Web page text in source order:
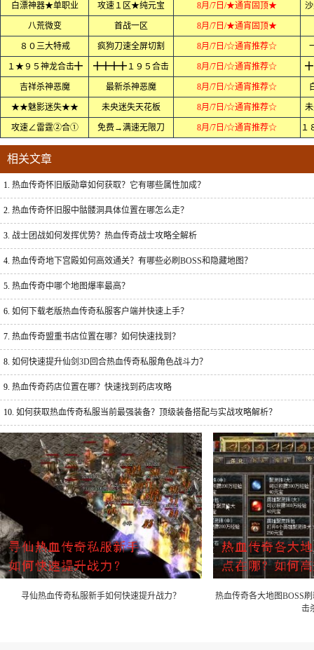
白漂神器★单职业 攻速１区★纯元宝 8月/7日/★通宵固顶★
八荒微变 首战一区 8月/7日/★通宵固顶★
８０三大特戒 疯狗刀速全屏切割 8月/7日/☆通宵推荐☆
１★９５神龙合击╋ ╋╋╋╋１９５合击 8月/7日/☆通宵推荐☆ ╋
吉祥杀神恶魔 最新杀神恶魔 8月/7日/☆通宵推荐☆
★★魅影迷失★★ 未央迷失天花板 8月/7日/☆通宵推荐☆
攻速∠雷霆②合① 免费→满速无限刀 8月/7日/☆通宵推荐☆
相关文章
1. 热血传奇怀旧版勋章如何获取？它有哪些属性加成？
2. 热血传奇怀旧服中骷髅洞具体位置在哪怎么走？
3. 战士团战如何发挥优势？热血传奇战士攻略全解析
4. 热血传奇地下宫殿如何高效通关？有哪些必刷BOSS和隐藏地图？
5. 热血传奇中哪个地图爆率最高？
6. 如何下载老版热血传奇私服客户端并快速上手？
7. 热血传奇盟重书店位置在哪？如何快速找到？
8. 如何快速提升仙剑3D回合热血传奇私服角色战斗力？
9. 热血传奇药店位置在哪？快速找到药店攻略
10. 如何获取热血传奇私服当前最强装备？顶级装备搭配与实战攻略解析？
寻仙热血传奇私服新手如何快速提升战力？
热血传奇各大地图BOSS
击